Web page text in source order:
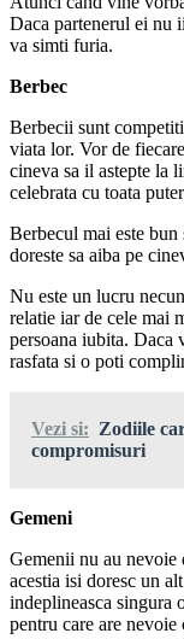
Daca partenerul ei nu
va simti furia.
Berbec
Berbecii sunt
viata lor. Vor de
cineva sa il astepte la
celebrata cu toata
Berbecul mai este bun
doreste sa aiba pe
Nu este un lucru
relatie iar de cele mai
persoana iubita. Daca
rasfata si o poti
Vezi si: Zodiile
compromisuri
Gemeni
Gemenii nu au nevoie
acestia isi doresc un
indeplineasca singura
pentru care are nevoie